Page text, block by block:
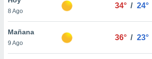
en
más
nuestra
8 Ago
34° / 24°
Mañana
9 Ago
36° / 23°